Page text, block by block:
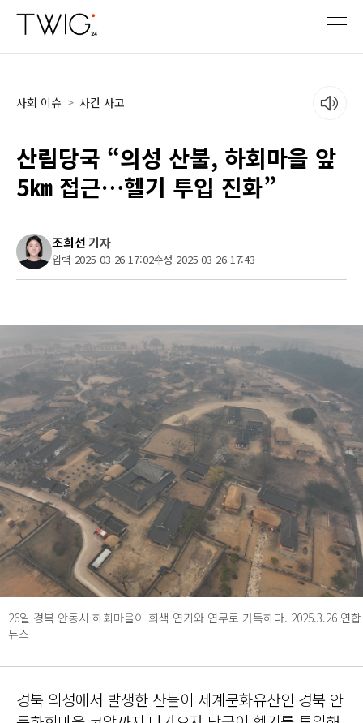
사회 이슈 > 사건 사고
산림당국 “의성 산불, 하회마을 앞
5㎞ 접근…헬기 투입 진화”
조희선기자
입력 2025 03 26 17:02수정 2025 03 26 17:43
26일 경북 안동시 하회마을이 회색 연기와 연무로 가득하다. 2025.3.26 연합
뉴스
경북 의성에서 발생한 산불이 세계문화유산인 경북 안